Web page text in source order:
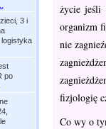
3 i
po
życie jeśli
organizm
nie
fizjologię
Co wy o